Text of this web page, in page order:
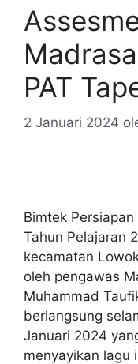
PAT
2 Januari 2024
Bimtek
Tahun Pelajaran
kecamatan
oleh pengawas
Muhammad
berlangsung
Januari 2024
menyayikan lagu